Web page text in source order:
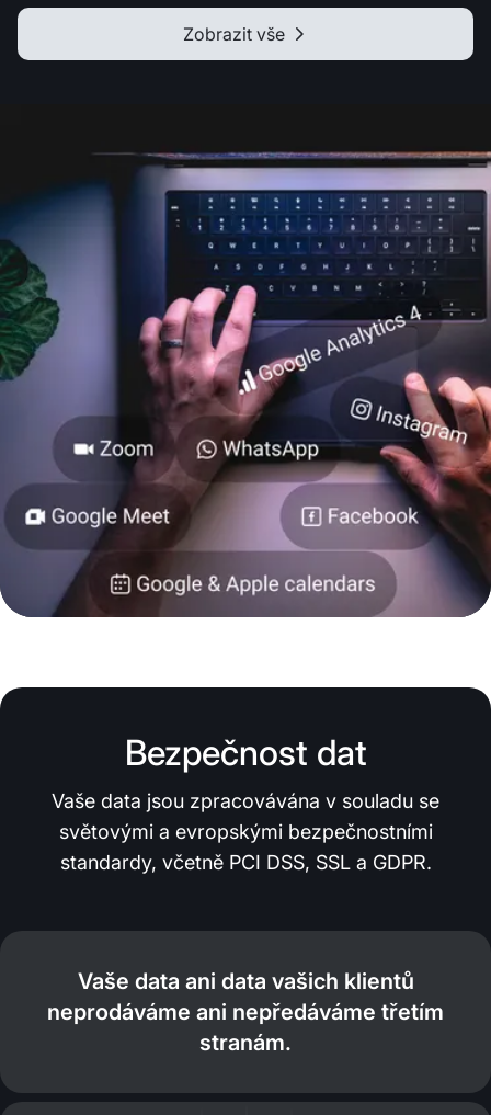
Zobrazit vše
Bezpečnost dat
Vaše data jsou zpracovávána v souladu se
světovými a evropskými bezpečnostními
standardy, včetně PCI DSS, SSL a GDPR.
Vaše data ani data vašich klientů
neprodáváme ani nepředáváme třetím
stranám.